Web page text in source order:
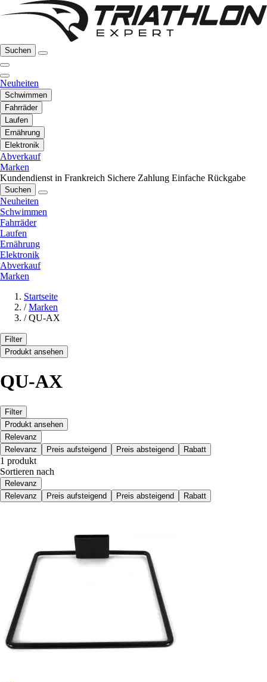
Suchen
Neuheiten
Schwimmen
Fahrräder
Laufen
Ernährung
Elektronik
Abverkauf
Marken
Kundendienst in Frankreich Sichere Zahlung Einfache Rückgabe
Suchen
Neuheiten
Schwimmen
Fahrräder
Laufen
Ernährung
Elektronik
Abverkauf
Marken
Startseite
/ Marken
/ QU-AX
Filter
Produkt ansehen
QU-AX
Filter
Produkt ansehen
Relevanz
Relevanz
Preis aufsteigend Preis absteigend Rabatt
1 produkt
Sortieren nach
Relevanz
Relevanz
Preis aufsteigend Preis absteigend Rabatt